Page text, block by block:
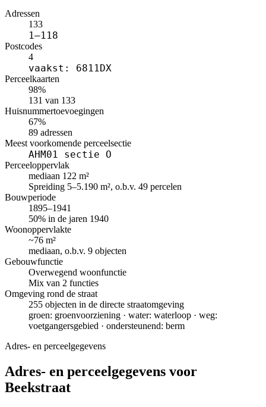
Adressen
133
1–118
Postcodes
4
vaakst: 6811DX
Perceelkaarten
98%
131 van 133
Huisnummertoevoegingen
67%
89 adressen
Meest voorkomende perceelsectie
AHM01 sectie O
Perceeloppervlak
mediaan 122 m²
Spreiding 5–5.190 m², o.b.v. 49 percelen
Bouwperiode
1895–1941
50% in de jaren 1940
Woonoppervlakte
~76 m²
mediaan, o.b.v. 9 objecten
Gebouwfunctie
Overwegend woonfunctie
Mix van 2 functies
Omgeving rond de straat
255 objecten in de directe straatomgeving
groen: groenvoorziening · water: waterloop · weg:
voetgangersgebied · ondersteunend: berm
Adres- en perceelgegevens
Adres- en perceelgegevens voor
Beekstraat